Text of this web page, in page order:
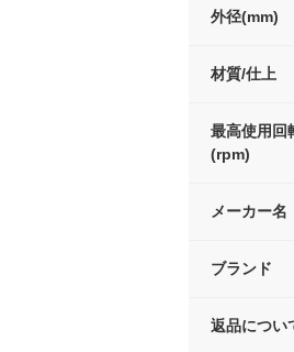
外径(mm)
材質/仕上
最高使用回
(rpm)
メーカー名
ブランド
返品につい